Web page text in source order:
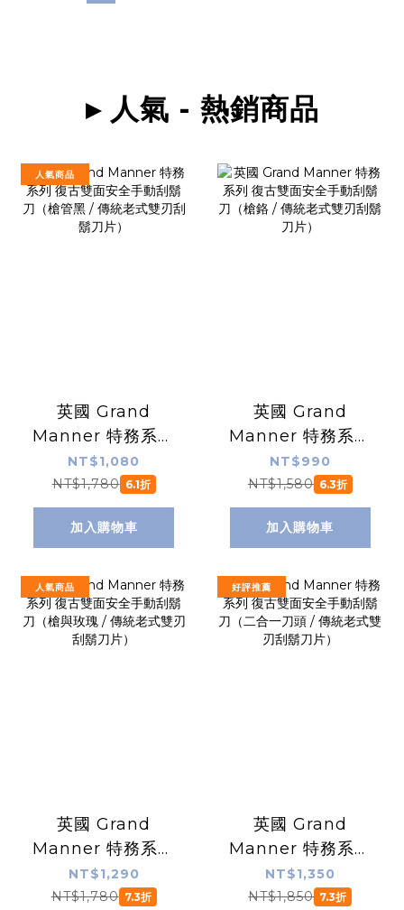
▸ 人氣 - 熱銷商品
人氣商品
英國 Grand
Manner 特務系列
復古雙面安全手動
刮鬍刀（槍管黑 /
傳統老式雙刃刮鬍
刀片）
NT$1,080
NT$1,780 6.1折
加入購物車
英國 Grand
Manner 特務系列
復古雙面安全手動
刮鬍刀（槍鉻 / 傳
統老式雙刃刮鬍刀
片）
NT$990
NT$1,580 6.3折
加入購物車
人氣商品
英國 Grand
Manner 特務系列
復古雙面安全手動
刮鬍刀（槍與玫瑰 /
NT$1,290
NT$1,780 7.3折
好評推薦
英國 Grand
Manner 特務系列
復古雙面安全手動
刮鬍刀（二合一刀
NT$1,350
NT$1,850 7.3折